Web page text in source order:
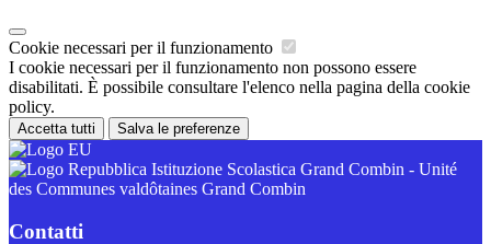
Cookie necessari per il funzionamento
I cookie necessari per il funzionamento non possono essere
disabilitati. È possibile consultare l'elenco nella pagina della cookie
policy.
Accetta tutti Salva le preferenze
Istituzione Scolastica Grand Combin - Unité
des Communes valdôtaines Grand Combin
Contatti